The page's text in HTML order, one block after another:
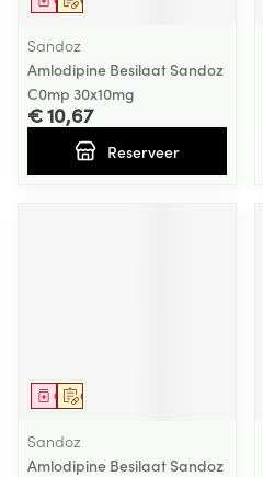
Sandoz
Amlodipine Besilaat Sandoz
C0mp 30x10mg
€ 10,67
Reserveer
Op voorschrift
Geneesmiddel
Sandoz
Amlodipine Besilaat Sandoz